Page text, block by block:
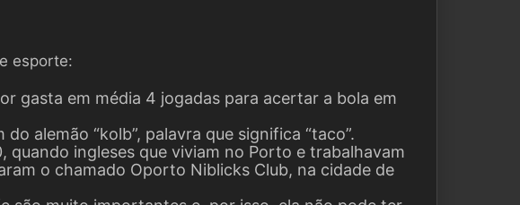
esporte:
gasta em média 4 jogadas para acertar a bola em
do alemão “kolb”, palavra que significa “taco”.
quando ingleses que viviam no Porto e trabalhavam
o chamado Oporto Niblicks Club, na cidade de